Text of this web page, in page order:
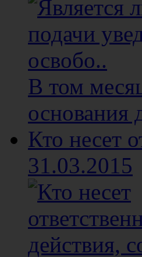
В том
основания
Кто несет
31.03.2015